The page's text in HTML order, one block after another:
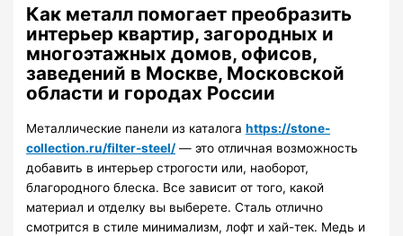
Как металл помогает преобразить
интерьер квартир, загородных и
многоэтажных домов, офисов,
заведений в Москве, Московской
области и городах России
Металлические панели из каталогаhttps://stone-
collection.ru/filter-steel/ — это отличная возможность
добавить в интерьер строгости или, наоборот,
благородного блеска. Все зависит от того, какой
материал и отделку вы выберете. Сталь отлично
смотрится в стиле минимализм, лофт и хай-тек. Медь и